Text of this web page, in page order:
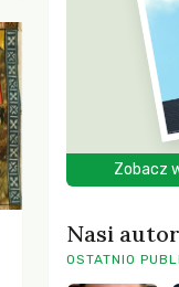
Zobacz
Nasi
OSTATNIO